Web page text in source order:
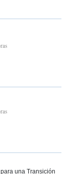
una Transición